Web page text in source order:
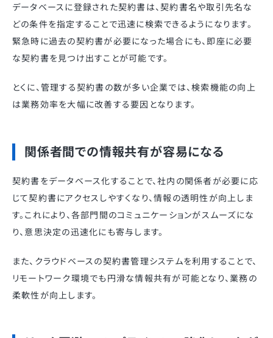
データベースに登録された契約書は、契約書名や取引先名な
どの条件を指定することで迅速に検索できるようになります。
緊急時に過去の契約書が必要になった場合にも、即座に必要
な契約書を見つけ出すことが可能です。
とくに、管理する契約書の数が多い企業では、検索機能の向上
は業務効率を大幅に改善する要因となります。
関係者間での情報共有が容易になる
契約書をデータベース化することで、社内の関係者が必要に応
じて契約書にアクセスしやすくなり、情報の透明性が向上しま
す。これにより、各部門間のコミュニケーションがスムーズにな
り、意思決定の迅速化にも寄与します。
また、クラウドベースの契約書管理システムを利用することで、
リモートワーク環境でも円滑な情報共有が可能となり、業務の
柔軟性が向上します。